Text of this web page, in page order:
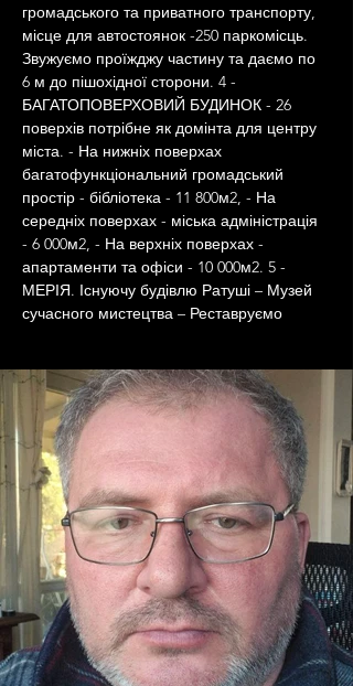
громадського та приватного транспорту,
місце для автостоянок -250 паркомісць.
Звужуємо проїжджу частину та даємо по
6 м до пішохідної сторони. 4 -
БАГАТОПОВЕРХОВИЙ БУДИНОК - 26
поверхів потрібне як домінта для центру
міста. - На нижніх поверхах
багатофункціональний громадський
простір - бібліотека - 11 800м2, - На
середніх поверхах - міська адміністрація
- 6 000м2, - На верхніх поверхах -
апартаменти та офіси - 10 000м2. 5 -
МЕРІЯ. Існуючу будівлю Ратуші – Музей
сучасного мистецтва – Реставруємо